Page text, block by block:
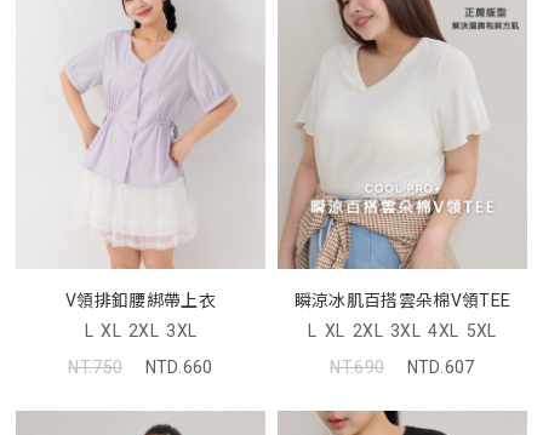
V領排釦腰綁帶上衣
L XL 2XL 3XL
NT.750
NTD.660
瞬涼冰肌百搭雲朵棉V領TEE
L XL 2XL 3XL 4XL 5XL
NT.690
NTD.607